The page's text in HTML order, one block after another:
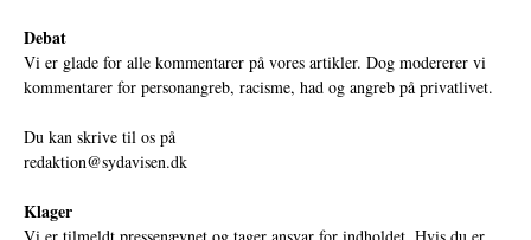
Debat
Vi er glade for alle kommentarer på vores artikler. Dog modererer vi
kommentarer for personangreb, racisme, had og angreb på privatlivet.
Du kan skrive til os på
redaktion@sydavisen.dk
Klager
Vi er tilmeldt pressenævnet og tager ansvar for indholdet. Hvis du er